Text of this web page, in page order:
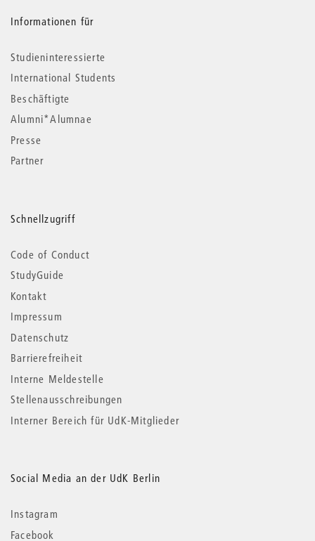
Informationen für
Studieninteressierte
International Students
Beschäftigte
Alumni*Alumnae
Presse
Partner
Schnellzugriff
Code of Conduct
StudyGuide
Kontakt
Impressum
Datenschutz
Barrierefreiheit
Interne Meldestelle
Stellenausschreibungen
Interner Bereich für UdK-Mitglieder
Social Media an der UdK Berlin
Instagram
Facebook